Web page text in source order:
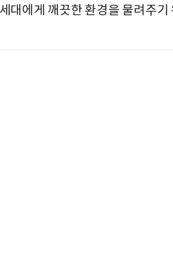
대에게 깨끗한 환경을 물려주